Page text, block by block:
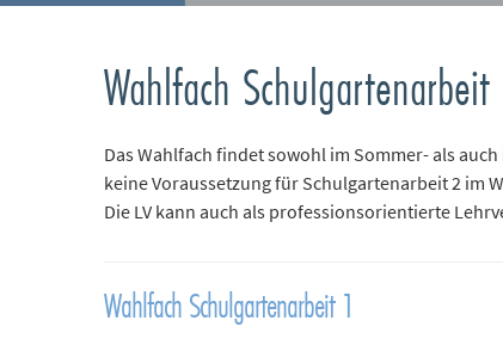
Wahlfach
Das Wahlfach findet sowohl im Sommer- als
keine Voraussetzung für Schulgartenarbeit 2 im
Die LV kann auch als professionsorientierte
Wahlfach Schulgartenarbeit 1